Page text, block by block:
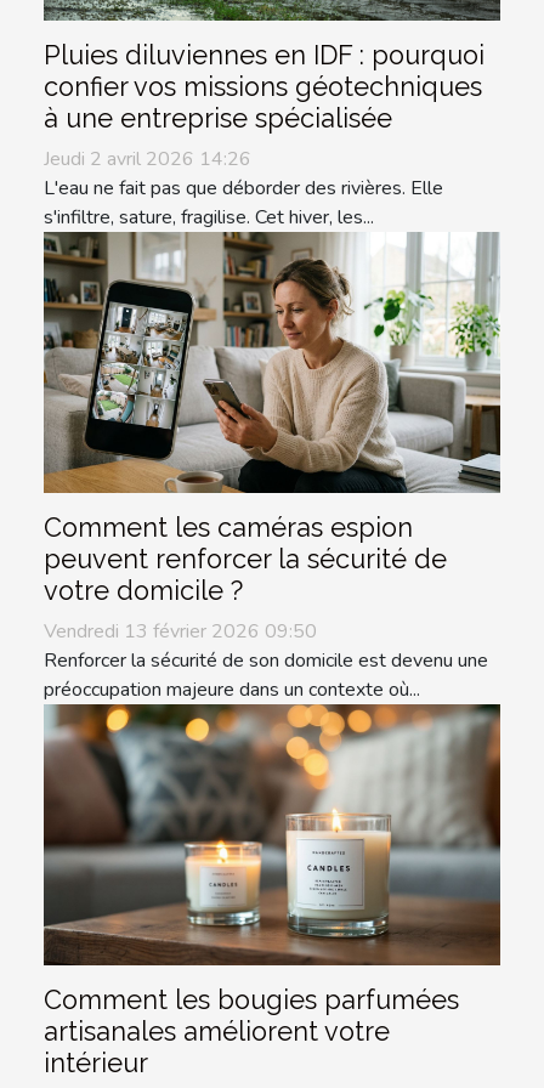
Pluies diluviennes en IDF : pourquoi
confier vos missions géotechniques
à une entreprise spécialisée
Jeudi 2 avril 2026 14:26
L'eau ne fait pas que déborder des rivières. Elle
s'infiltre, sature, fragilise. Cet hiver, les...
Comment les caméras espion
peuvent renforcer la sécurité de
votre domicile ?
Vendredi 13 février 2026 09:50
Renforcer la sécurité de son domicile est devenu une
préoccupation majeure dans un contexte où...
Comment les bougies parfumées
artisanales améliorent votre
intérieur